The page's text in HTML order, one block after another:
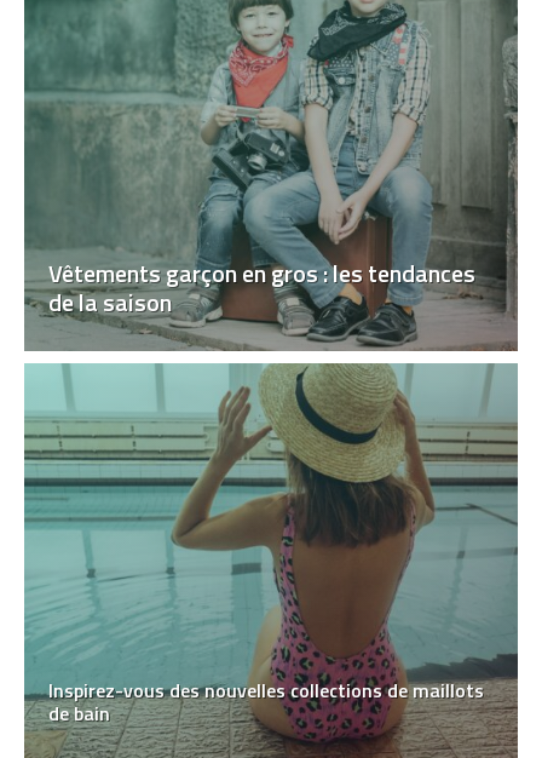
Vêtements garçon en gros : les tendances
de la saison
Inspirez-vous des nouvelles collections de maillots
de bain